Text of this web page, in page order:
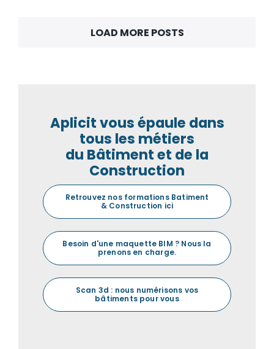
LOAD MORE POSTS
Aplicit vous épaule dans
tous les métiers
du Bâtiment et de la
Construction
Retrouvez nos formations Batiment
& Construction ici
Besoin d'une maquette BIM ? Nous la
prenons en charge.
Scan 3d : nous numérisons vos
bâtiments pour vous